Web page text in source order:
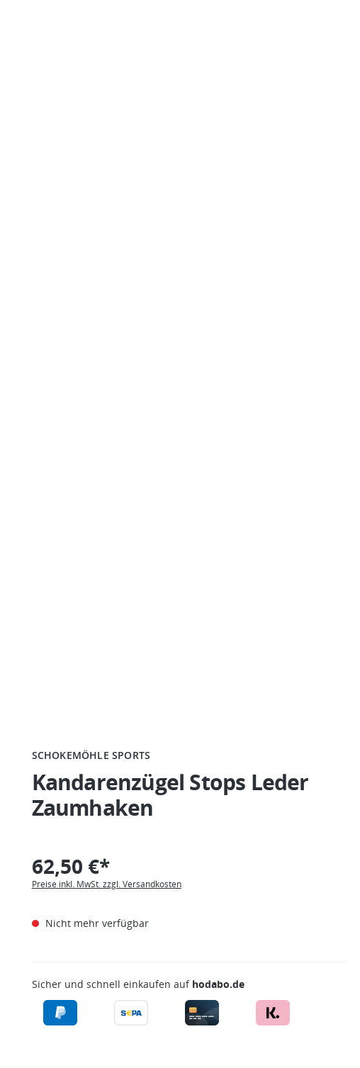
SCHOKEMÖHLE SPORTS
Kandarenzügel Stops Leder
Zaumhaken
62,50 €*
Preise inkl. MwSt. zzgl. Versandkosten
Nicht mehr verfügbar
Sicher und schnell einkaufen auf hodabo.de